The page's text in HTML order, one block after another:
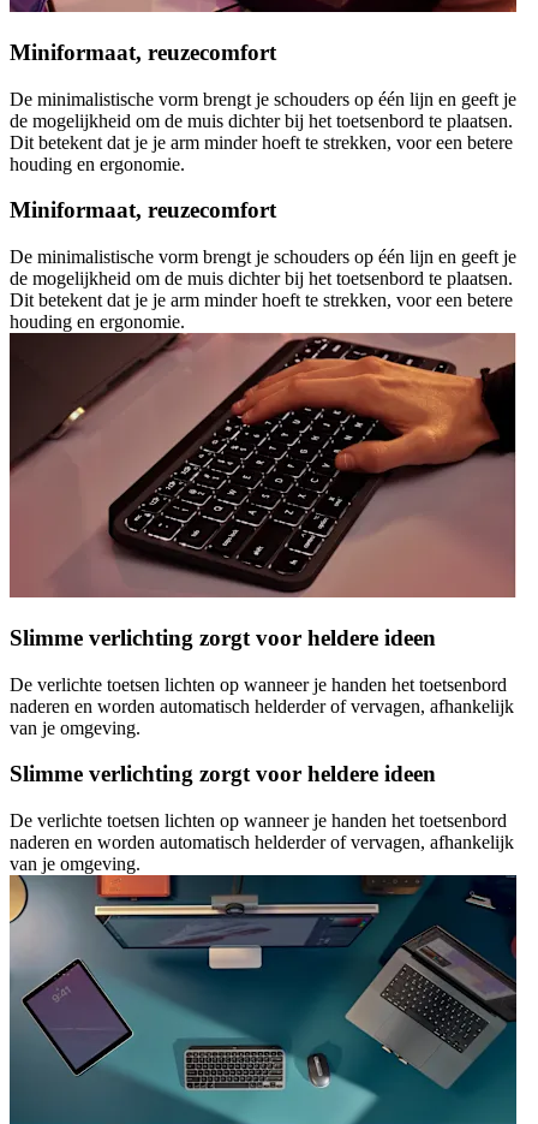
Miniformaat, reuzecomfort
De minimalistische vorm brengt je schouders op één lijn en geeft je
de mogelijkheid om de muis dichter bij het toetsenbord te plaatsen.
Dit betekent dat je je arm minder hoeft te strekken, voor een betere
houding en ergonomie.
Miniformaat, reuzecomfort
De minimalistische vorm brengt je schouders op één lijn en geeft je
de mogelijkheid om de muis dichter bij het toetsenbord te plaatsen.
Dit betekent dat je je arm minder hoeft te strekken, voor een betere
houding en ergonomie.
Slimme verlichting zorgt voor heldere ideen
De verlichte toetsen lichten op wanneer je handen het toetsenbord
naderen en worden automatisch helderder of vervagen, afhankelijk
van je omgeving.
Slimme verlichting zorgt voor heldere ideen
De verlichte toetsen lichten op wanneer je handen het toetsenbord
naderen en worden automatisch helderder of vervagen, afhankelijk
van je omgeving.